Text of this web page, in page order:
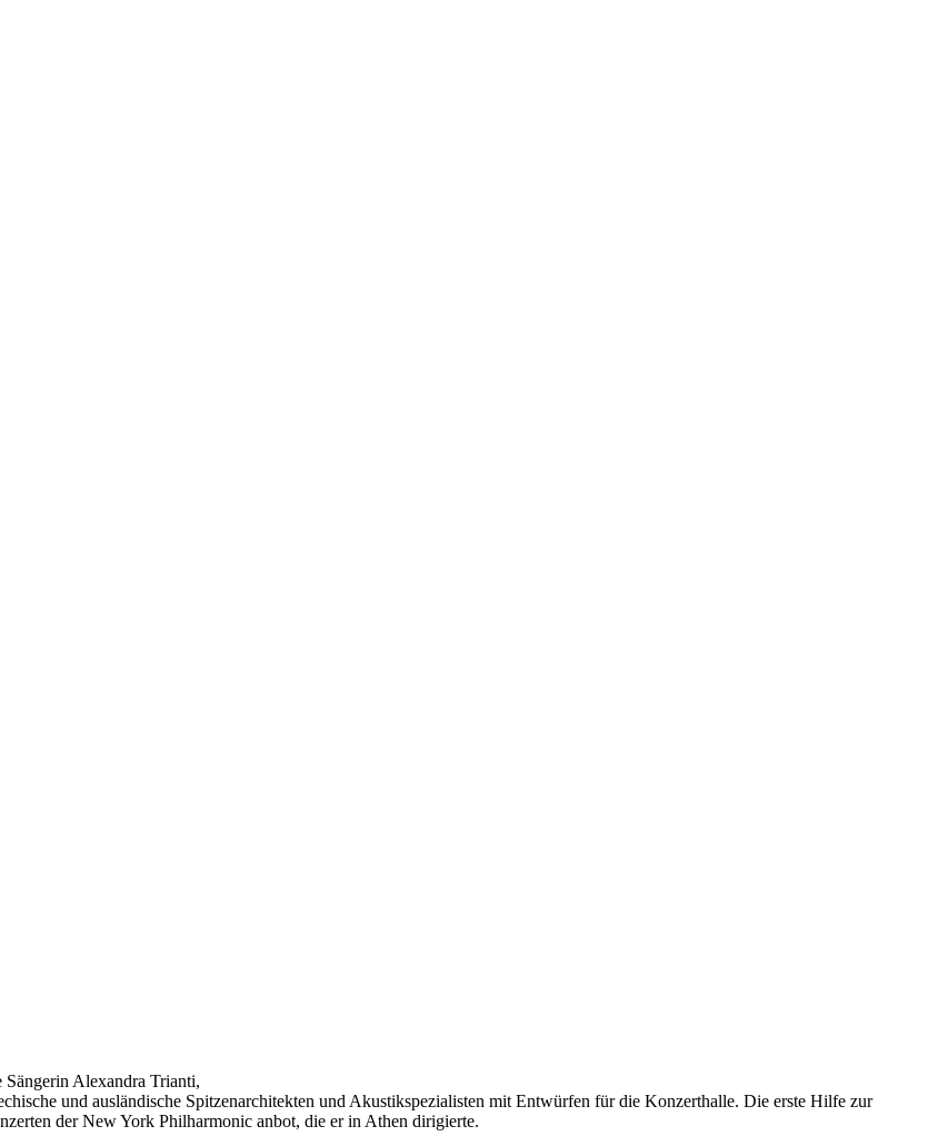
Alexandra Trianti,
und ausländische Spitzenarchitekten und Akustikspezialisten mit Entwürfen für die Konzerthalle. Die erste Hilfe zur
der New York Philharmonic anbot, die er in Athen dirigierte.